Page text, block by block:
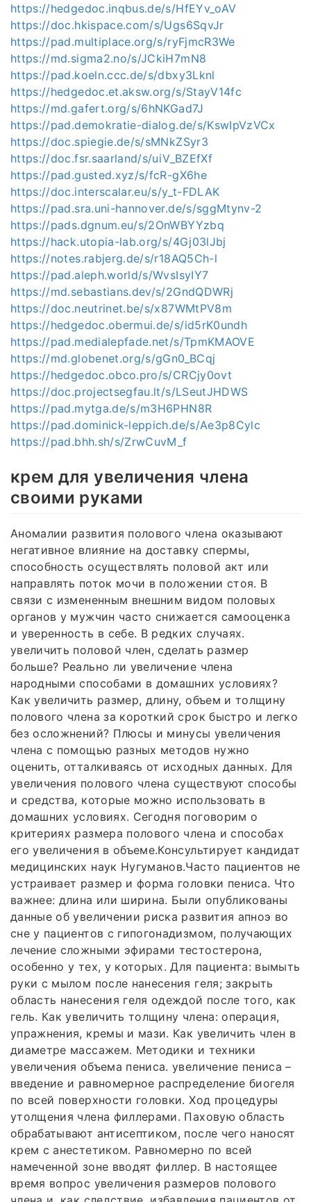
https://hedgedoc.inqbus.de/s/HfEYv_oAV
https://doc.hkispace.com/s/Ugs6SqvJr
https://pad.multiplace.org/s/ryFjmcR3We
https://md.sigma2.no/s/JCkiH7mN8
https://pad.koeln.ccc.de/s/dbxy3Lknl
https://hedgedoc.et.aksw.org/s/StayV14fc
https://md.gafert.org/s/6hNKGad7J
https://pad.demokratie-dialog.de/s/KswIpVzVCx
https://doc.spiegie.de/s/sMNkZSyr3
https://doc.fsr.saarland/s/uiV_BZEfXf
https://pad.gusted.xyz/s/fcR-gX6he
https://doc.interscalar.eu/s/y_t-FDLAK
https://pad.sra.uni-hannover.de/s/sggMtynv-2
https://pads.dgnum.eu/s/2OnWBYYzbq
https://hack.utopia-lab.org/s/4Gj03lJbj
https://notes.rabjerg.de/s/r18AQ5Ch-l
https://pad.aleph.world/s/WvsIsyIY7
https://md.sebastians.dev/s/2GndQDWRj
https://doc.neutrinet.be/s/x87WMtPV8m
https://hedgedoc.obermui.de/s/id5rK0undh
https://pad.medialepfade.net/s/TpmKMAOVE
https://md.globenet.org/s/gGn0_BCqj
https://hedgedoc.obco.pro/s/CRCjy0ovt
https://doc.projectsegfau.lt/s/LSeutJHDWS
https://pad.mytga.de/s/m3H6PHN8R
https://pad.dominick-leppich.de/s/Ae3p8Cylc
https://pad.bhh.sh/s/ZrwCuvM_f
крем для увеличения члена
своими руками
Аномалии развития полового члена оказывают
негативное влияние на доставку спермы,
способность осуществлять половой акт или
направлять поток мочи в положении стоя. В
связи с измененным внешним видом половых
органов у мужчин часто снижается самооценка
и уверенность в себе. В редких случаях.
увеличить половой член, сделать размер
больше? Реально ли увеличение члена
народными способами в домашних условиях?
Как увеличить размер, длину, объем и толщину
полового члена за короткий срок быстро и легко
без осложнений? Плюсы и минусы увеличения
члена с помощью разных методов нужно
оценить, отталкиваясь от исходных данных. Для
увеличения полового члена существуют способы
и средства, которые можно использовать в
домашних условиях. Сегодня поговорим о
критериях размера полового члена и способах
его увеличения в объеме.Консультирует кандидат
медицинских наук Нугуманов.Часто пациентов не
устраивает размер и форма головки пениса. Что
важнее: длина или ширина. Были опубликованы
данные об увеличении риска развития апноэ во
сне у пациентов с гипогонадизмом, получающих
лечение сложными эфирами тестостерона,
особенно у тех, у которых. Для пациента: вымыть
руки с мылом после нанесения геля; закрыть
область нанесения геля одеждой после того, как
гель. Как увеличить толщину члена: операция,
упражнения, кремы и мази. Как увеличить член в
диаметре массажем. Методики и техники
увеличения объема пениса. увеличение пениса –
введение и равномерное распределение биогеля
по всей поверхности головки. Ход процедуры
утолщения члена филлерами. Паховую область
обрабатывают антисептиком, после чего наносят
крем с анестетиком. Равномерно по всей
намеченной зоне вводят филлер. В настоящее
время вопрос увеличения размеров полового